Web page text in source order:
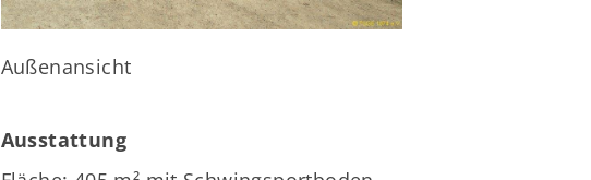
Außenansicht
Ausstattung